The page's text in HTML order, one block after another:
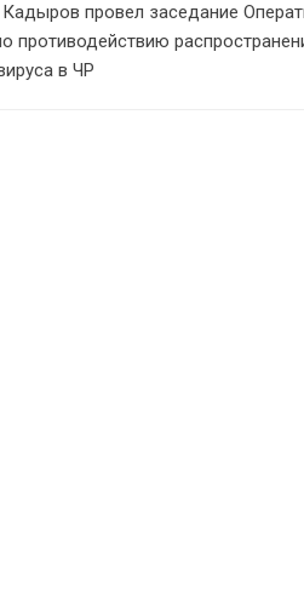
провел заседание
противодействию
в ЧР